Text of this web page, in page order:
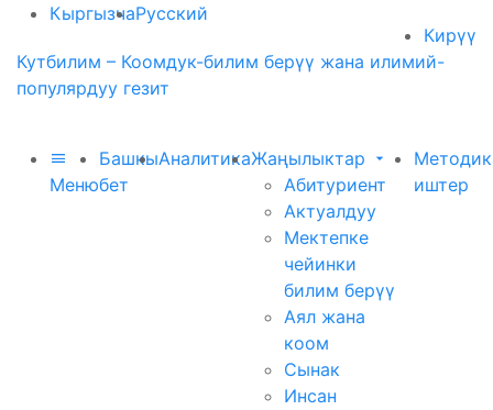
КыргызчаРусский
Кирүү
Кутбилим – Коомдук-билим берүү жана илимий-
популярдуу гезит
Меню
Башкы
бет
АналитикаЖаңылыктар
Абитуриент
Актуалдуу
Мектепке
чейинки
билим берүү
Аял жана
коом
Сынак
Инсан
иштер